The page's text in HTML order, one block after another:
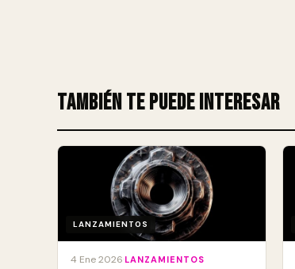
También te puede interesar
LANZAMIENTOS
4 Ene 2026 LANZAMIENTOS